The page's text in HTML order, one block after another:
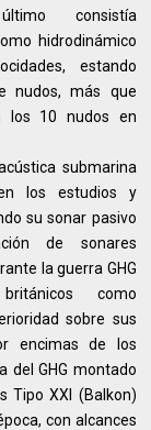
consistía
hidrodinámico
estando
nudos, más que
los 10 nudos en
submarina
los estudios y
su sonar pasivo
de sonares
la guerra GHG
como
sobre sus
encimas de los
del GHG montado
Tipo XXI (Balkon)
con alcances